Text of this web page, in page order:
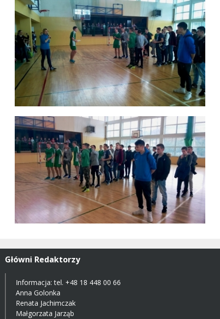
Główni Redaktorzy
Informacja: tel. +48 18 448 00 66
Anna Golonka
Renata Jachimczak
Małgorzata Jarząb